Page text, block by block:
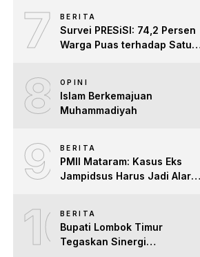
Kepedulian Sosial
7 BERITA
Survei PRESiSI: 74,2 Persen
Warga Puas terhadap Satu
8 OPINI
Islam Berkemajuan
Muhammadiyah
9 BERITA
PMII Mataram: Kasus Eks
Jampidsus Harus Jadi Alarm
10BERITA
Bupati Lombok Timur
Tegaskan Sinergi